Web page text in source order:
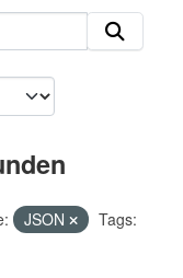
JSON
Tags: